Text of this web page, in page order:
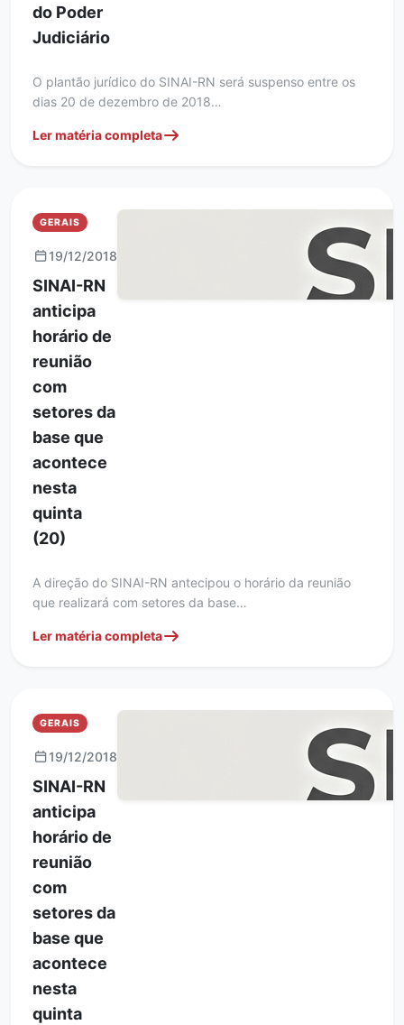
do Poder
Judiciário
O plantão jurídico do SINAI-RN será suspenso entre os
dias 20 de dezembro de 2018…
Ler matéria completa
GERAIS
19/12/2018
SINAI-RN
anticipa
horário de
reunião
com
setores da
base que
acontece
nesta
quinta
(20)
A direção do SINAI-RN antecipou o horário da reunião
que realizará com setores da base…
Ler matéria completa
GERAIS
19/12/2018
SINAI-RN
anticipa
horário de
reunião
com
setores da
base que
acontece
nesta
quinta